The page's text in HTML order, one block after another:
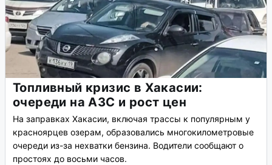
Топливный кризис в Хакасии:
очереди на АЗС и рост цен
На заправках Хакасии, включая трассы к популярным у
красноярцев озерам, образовались многокилометровые
очереди из-за нехватки бензина. Водители сообщают о
простоях до восьми часов.